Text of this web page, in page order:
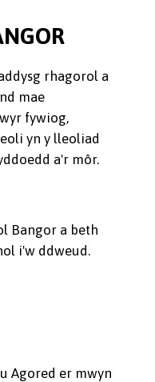
rhagorol a
mae
fywiog,
yn y lleoliad
a'r môr.
Bangor a beth
i'w ddweud.
Agored er mwyn